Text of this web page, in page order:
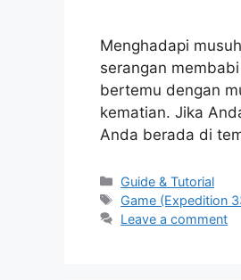
Menghadapi
serangan
bertemu dengan
kematian. Jika
Anda berada di
Categories
Guide & Tutorial
Tags
Game (Expedition
Leave a comment